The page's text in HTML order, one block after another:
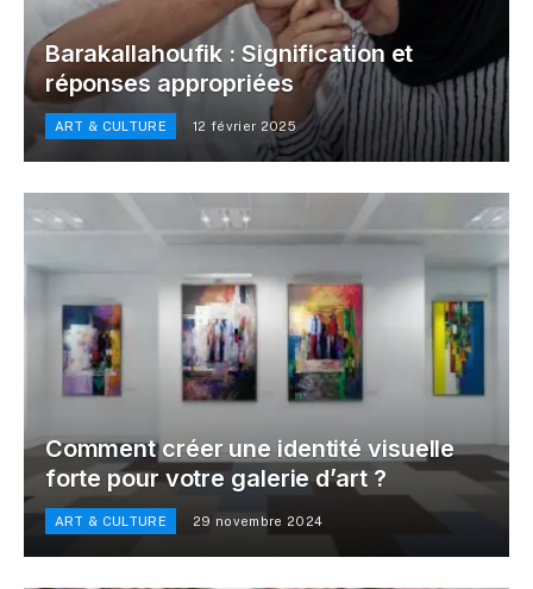
Barakallahoufik : Signification et
réponses appropriées
ART & CULTURE 12 février 2025
Comment créer une identité visuelle
forte pour votre galerie d’art ?
ART & CULTURE 29 novembre 2024